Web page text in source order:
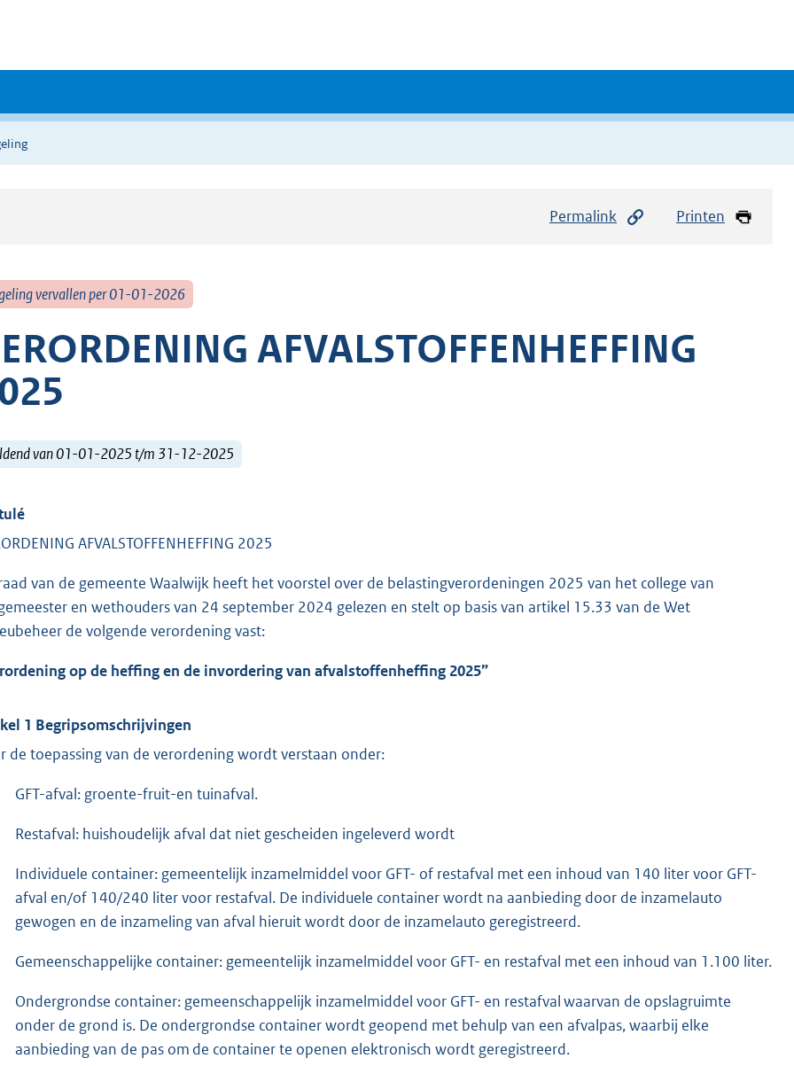
Permalink Printen
vervallen per 01-01-2026
AFVALSTOFFENHEFFING
van 01-01-2025 t/m 31-12-2025
AFVALSTOFFENHEFFING 2025
van de gemeente Waalwijk heeft het voorstel over de belastingverordeningen 2025 van het college van
en wethouders van 24 september 2024 gelezen en stelt op basis van artikel 15.33 van de Wet
de volgende verordening vast:
op de heffing en de invordering van afvalstoffenheffing 2025”
1 Begripsomschrijvingen
de toepassing van de verordening wordt verstaan onder:
GFT-afval: groente-fruit-en tuinafval.
Restafval: huishoudelijk afval dat niet gescheiden ingeleverd wordt
Individuele container: gemeentelijk inzamelmiddel voor GFT- of restafval met een inhoud van 140 liter voor GFT-
afval en/of 140/240 liter voor restafval. De individuele container wordt na aanbieding door de inzamelauto
gewogen en de inzameling van afval hieruit wordt door de inzamelauto geregistreerd.
Gemeenschappelijke container: gemeentelijk inzamelmiddel voor GFT- en restafval met een inhoud van 1.100 liter.
Ondergrondse container: gemeenschappelijk inzamelmiddel voor GFT- en restafval waarvan de opslagruimte
onder de grond is. De ondergrondse container wordt geopend met behulp van een afvalpas, waarbij elke
aanbieding van de pas om de container te openen elektronisch wordt geregistreerd.